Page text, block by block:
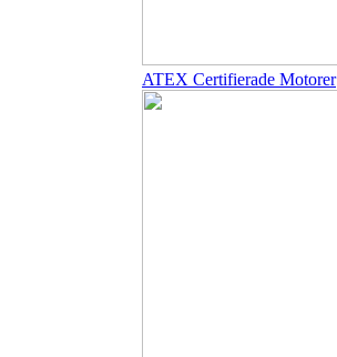
ATEX Certifierade Motorer